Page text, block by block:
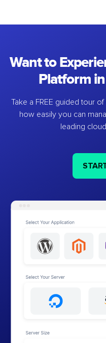
Want to
Platform
Take a FREE guided tour
how easily you can
leading